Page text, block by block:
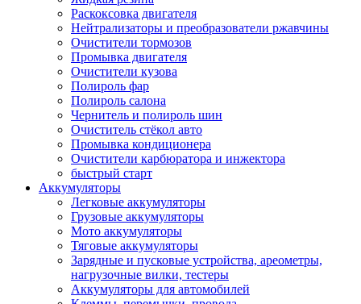
Раскоксовка двигателя
Нейтрализаторы и преобразователи ржавчины
Очистители тормозов
Промывка двигателя
Очистители кузова
Полироль фар
Полироль салона
Чернитель и полироль шин
Очиститель стёкол авто
Промывка кондиционера
Очистители карбюратора и инжектора
быстрый старт
Аккумуляторы
Легковые аккумуляторы
Грузовые аккумуляторы
Мото аккумуляторы
Тяговые аккумуляторы
Зарядные и пусковые устройства, ареометры,
нагрузочные вилки, тестеры
Аккумуляторы для автомобилей